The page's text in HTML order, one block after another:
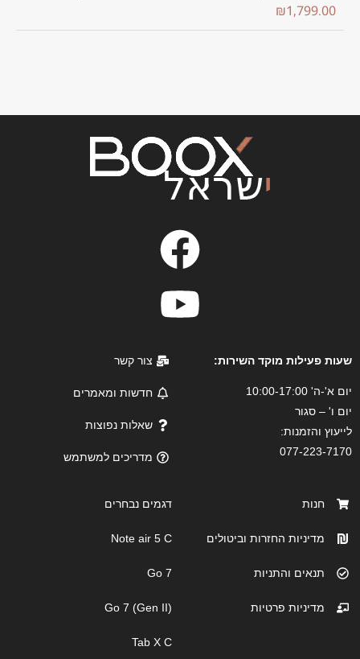
₪1,799.00
שעות פעילות מוקד השירות:
יום א'-ה' 10:00-17:00
יום ו' – סגור
לייעוץ והזמנות:
077-223-7170
צור קשר
חדשות ומאמרים
שאלות נפוצות
מדריכים למשתמש
חנות
מדיניות החזרות וביטולים
תנאים והתניות
מדיניות פרטיות
דגמים נבחרים
Note air 5 C
Go 7
Go 7 (Gen II)
Tab X C